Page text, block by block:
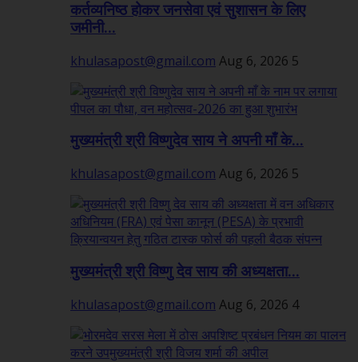
कर्तव्यनिष्ठ होकर जनसेवा एवं सुशासन के लिए
जमीनी...
khulasapost@gmail.com Aug 6, 2026 5
मुख्यमंत्री श्री विष्णुदेव साय ने अपनी माँ के...
khulasapost@gmail.com Aug 6, 2026 5
मुख्यमंत्री श्री विष्णु देव साय की अध्यक्षता...
khulasapost@gmail.com Aug 6, 2026 4